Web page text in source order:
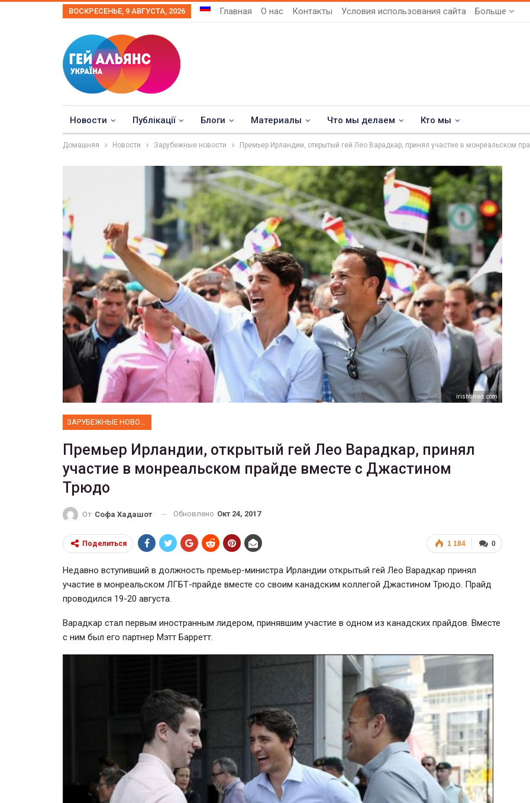
ВОСКРЕСЕНЬЕ, 9 АВГУСТА, 2026 Главная О нас Контакты Условия использования сайта Больше
Новости Публікації Блоги Материалы Что мы делаем Кто мы
Домашняя Новости Зарубежные новости Премьер Ирландии, открытый гей Лео Варадкар, принял участие в монреальском
irishtimes.com
ЗАРУБЕЖНЫЕ НОВОСТИ
Премьер Ирландии, открытый гей Лео Варадкар, принял
участие в монреальском прайде вместе с Джастином
Трюдо
От Софа Хадашот Обновлено Окт 24, 2017
0
1 184
Поделиться
Недавно вступивший в должность премьер-министра Ирландии открытый гей Лео Варадкар принял
участие в монреальском ЛГБТ-прайде вместе со своим канадским коллегой Джастином Трюдо. Прайд
проводился 19-20 августа.
Варадкар стал первым иностранным лидером, принявшим участие в одном из канадских прайдов. Вместе
с ним был его партнер Мэтт Барретт.
ФОТО
Военнослужащие-трансгендеры
ГЕЙ-АЛЬЯНС УКРАИНА Июл 27, 2017 0
ФОТО
В Берлине отпраздновали
легализацию гей-браков
ГЕЙ-АЛЬЯНС УКРАИНА Июл 2, 2017 0